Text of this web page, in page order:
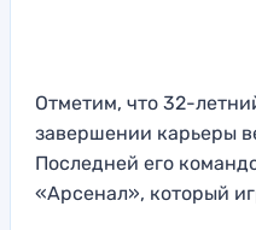
Отметим, что 32-
завершении карьеры
Последней его
«Арсенал», который